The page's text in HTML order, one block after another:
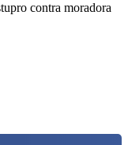
contra moradora